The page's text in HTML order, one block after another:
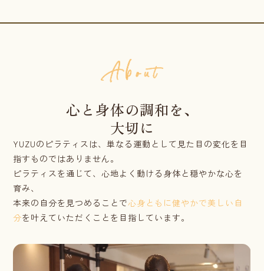
心と身体の調和を、
大切に
YUZUのピラティスは、単なる運動として見た目の変化を目
指すものではありません。
ピラティスを通じて、心地よく動ける身体と穏やかな心を
育み、
本来の自分を見つめることで心身ともに健やかで美しい自
分を叶えていただくことを目指しています。